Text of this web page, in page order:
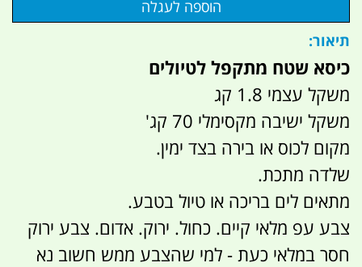
תיאור:
כיסא שטח מתקפל לטיולים
משקל עצמי 1.8 קג
משקל ישיבה מקסימלי 70 קג'
מקום לכוס או בירה בצד ימין.
שלדה מתכת.
מתאים לים בריכה או טיול בטבע.
צבע עפ מלאי קיים. כחול. ירוק. אדום. צבע ירוק
חסר במלאי כעת - למי שהצבע ממש חשוב נא